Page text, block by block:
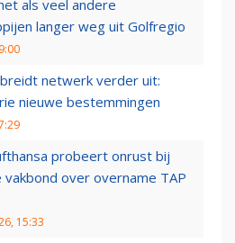
als veel andere
langer weg uit Golfregio
breidt netwerk verder uit:
nieuwe bestemmingen
probeert onrust bij
over overname TAP
15:33